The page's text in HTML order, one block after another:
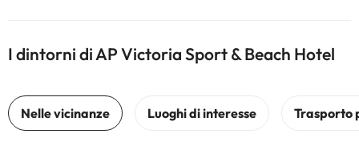
I dintorni di AP Victoria Sport & Beach Hotel